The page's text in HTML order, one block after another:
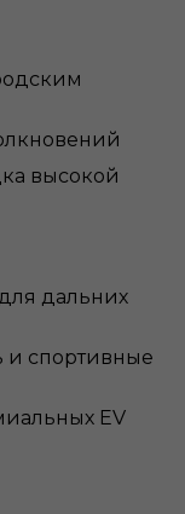
высокой
дальних
и спортивные
EV